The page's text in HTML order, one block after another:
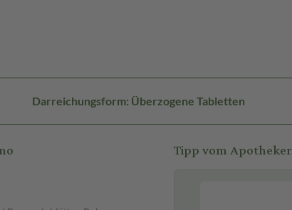
Darreichungsform: Überzogene Tabletten
Tipp vom Apotheker